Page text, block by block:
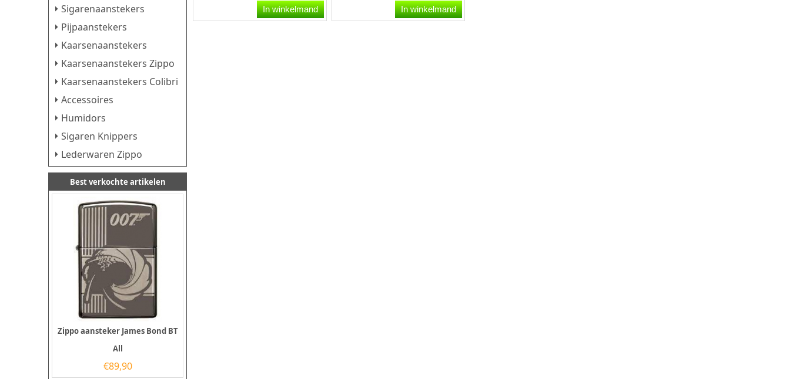
Sigarenaanstekers
Pijpaanstekers
Kaarsenaanstekers
Kaarsenaanstekers Zippo
Kaarsenaanstekers Colibri
Accessoires
Humidors
Sigaren Knippers
Lederwaren Zippo
Best verkochte artikelen
Zippo aansteker James Bond BT
All
€89,90
Bond BT 007 Gun Logo
aansteker heeft een
In winkelmand
aansteker is een kwalitatief
goede aansteker...
In winkelmand